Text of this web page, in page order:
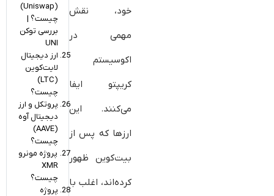
خود، نقش
مهمی در
اکوسیستم
کریپتو ایفا
می‌کنند. این
ارزها که پس از
بیت‌کوین ظهور
کرده‌اند، اغلب با
(Uniswap)
چیست؟ |
بررسی توکن
UNI
ارز دیجیتال
لایت‌کوین
(LTC)
چیست؟
پروتکل و ارز
دیجیتال آوه
(AAVE)
چیست؟
پروژه مونرو
XMR
چیست؟
پروژه